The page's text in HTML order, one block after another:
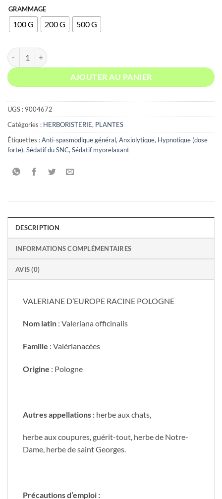
à
25,00€
GRAMMAGE
100 G 200 G 500 G
quantité de VALERIANE D'EUROPE RACINE POLOGNE
AJOUTER AU PANIER
UGS : 9004672
Catégories : HERBORISTERIE, PLANTES
Étiquettes :Anti-spasmodique général, Anxiolytique, Hypnotique (dose
forte), Sédatif du SNC, Sédatif myorelaxant
DESCRIPTION
INFORMATIONS COMPLÉMENTAIRES
AVIS (0)
VALERIANE D’EUROPE RACINE POLOGNE
Nom latin : Valeriana officinalis
Famille : Valérianacées
Origine : Pologne
Autres appellations : herbe aux chats,
herbe aux coupures, guérit-tout, herbe de Notre-
Dame, herbe de saint Georges.
Précautions d’emploi :